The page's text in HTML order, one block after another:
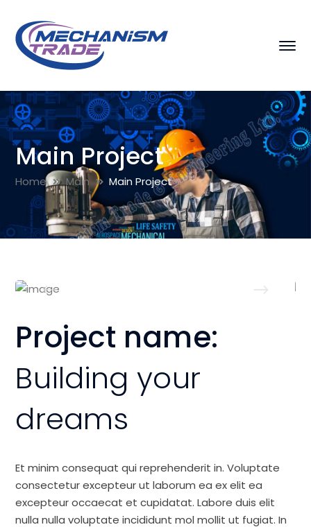
Main Project
Home Main Main Project
Project name:
Building your
dreams
Et minim consequat qui reprehenderit in. Voluptate
consectetur excepteur ut laborum ea ex elit ea
excepteur occaecat et cupidatat. Labore duis elit
nulla nulla voluptate incididunt mol mollit ut fugiat. In